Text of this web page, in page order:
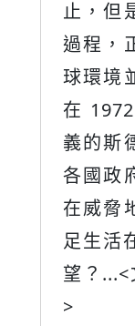
率，使
為大量
操作性
多從雙
章尚未